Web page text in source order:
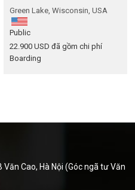
Green Lake, Wisconsin, USA
Public
22.900 USD đã gồm chi phí
Boarding
Văn Cao, Hà Nội (Góc ngã tư Văn